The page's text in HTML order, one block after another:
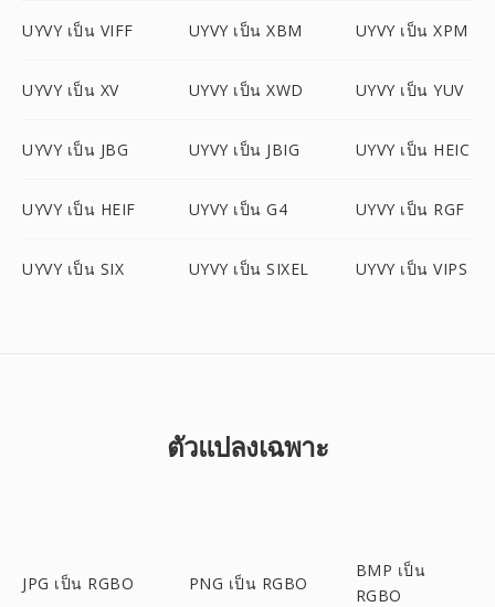
UYVY เป็น VIFF UYVY เป็น XBM UYVY เป็น XPM
UYVY เป็น XV UYVY เป็น XWD UYVY เป็น YUV
UYVY เป็น JBG UYVY เป็น JBIG UYVY เป็น HEIC
UYVY เป็น HEIF UYVY เป็น G4 UYVY เป็น RGF
UYVY เป็น SIX UYVY เป็น SIXEL UYVY เป็น VIPS
ตัวแปลงเฉพาะ
JPG เป็น RGBO PNG เป็น RGBO
BMP เป็น
RGBO